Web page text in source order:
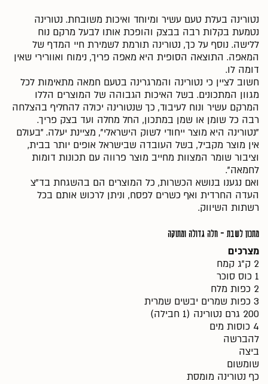
נטורינה בעלת טעם עשיר ומיוחד ואיכות משובחת. נטורינה
נטמעת בקלות רבה בבצק והופכת אותו לבעל מרקם נוח
ללישה. נוסף על כך, נטורינה תורמת לשמירת חיי המדף של
המאפה. התוצאה הסופית היא מאפה פריך, נימוח ואוורירי שאין
דומה לו.
חשוב לציין כי נטורינה והמרגרינה בטעם חמאה מתאימות לכל
מגוון המתכונים. בשל האיכות הגבוהה של המוצרים הללו
המרקם עשיר ונוח לעיבוד, כך שנטורינה יכולה להחליף בהצלחה
רבה כל שומן או שמן במתכון, החל מחלה ועד בצק פריך.
"נטורינה היא מוצר ייחודי לשוק הישראלי", מציינת יעלה. "בעולם
אין מוצר מקביל, בשל העובדה שבישראל אופים יותר בבית,
וציבור שומר המצוות מחייב מוצר פרווה עם תכונות דומות
לחמאה".
ואם נגענו בנושא הכשרות, כל המוצרים הם בהשגחת בד"צ
העדה החרדית ואף כשרים לפסח, וניתן לרכוש אותם בכל
רשתות השיווק.
מתכון לשבת - חלה גדולה ומתוקה
מצרכים
2 ק"ג קמח
1 כוס סוכר
2 כפות מלח
3 כפות שמרים יבשים שמרית
200 גרם נטורינה (1 חבילה)
4 כוסות מים
להברשה
ביצה
שומשום
כף נטורינה מומסת